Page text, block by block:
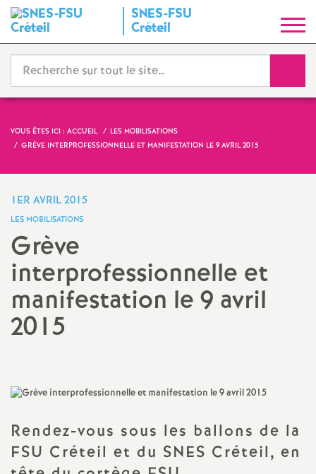
SNES-FSU
Créteil
y
n
d
i
t
N
t
i
o
VOUS ÊTES ICI : ACCUEIL
LES MOBILISATIONS
GRÈVE INTERPROFESSIONNELLE ET MANIFESTATION LE 9 AVRIL 2015
1ER AVRIL 2015
LES MOBILISATIONS
Grève
interprofessionnelle et
manifestation le 9 avril
2015
Rendez-vous sous les ballons de la
FSU Créteil et du SNES Créteil, en